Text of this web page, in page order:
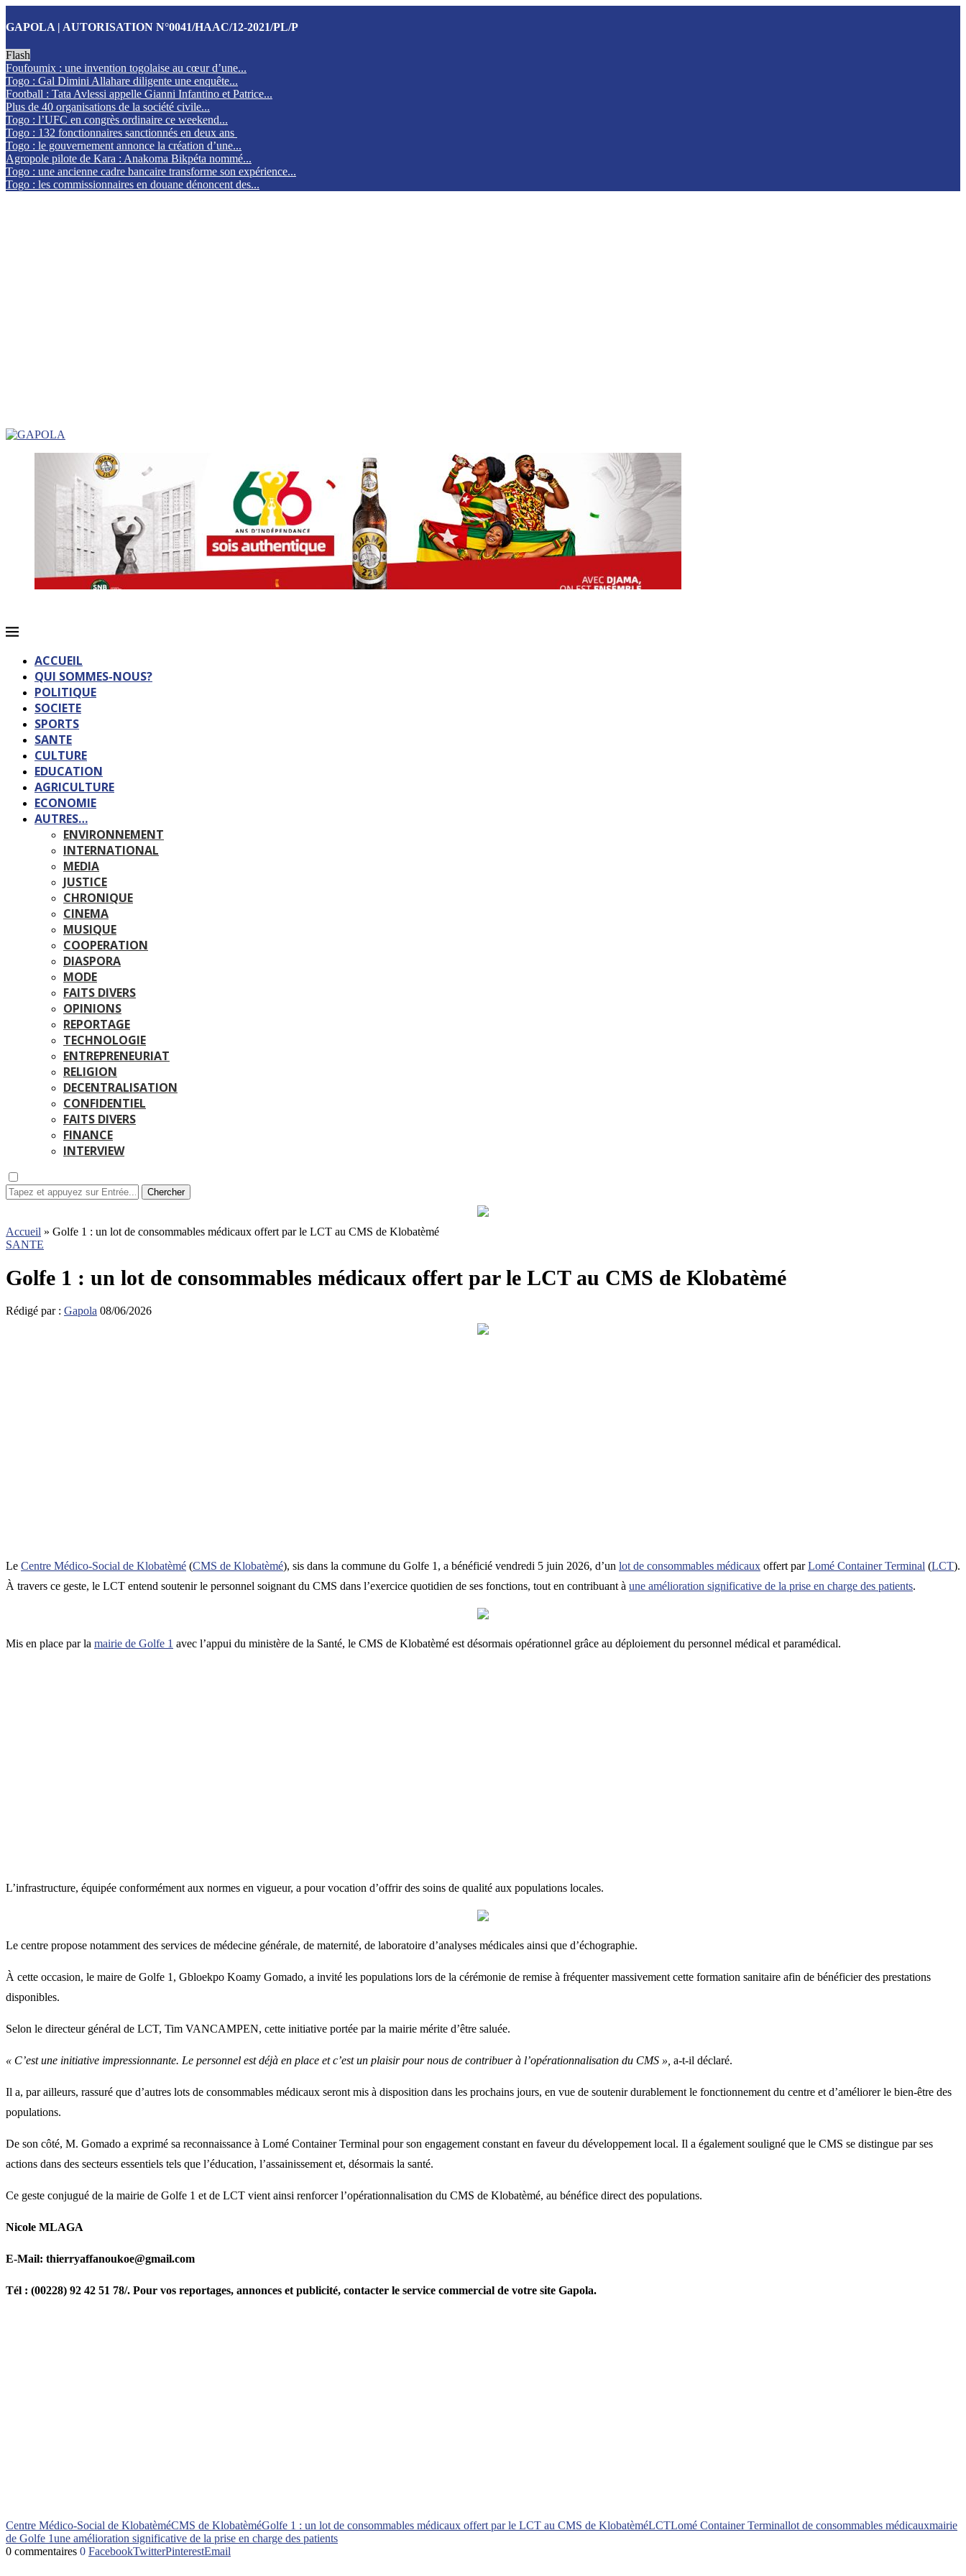
GAPOLA | AUTORISATION N°0041/HAAC/12-2021/PL/P
Flash
Foufoumix : une invention togolaise au cœur d’une...
Togo : Gal Dimini Allahare diligente une enquête...
Football : Tata Avlessi appelle Gianni Infantino et Patrice...
Plus de 40 organisations de la société civile...
Togo : l’UFC en congrès ordinaire ce weekend...
Togo : 132 fonctionnaires sanctionnés en deux ans
Togo : le gouvernement annonce la création d’une...
Agropole pilote de Kara : Anakoma Bikpéta nommé...
Togo : une ancienne cadre bancaire transforme son expérience...
Togo : les commissionnaires en douane dénoncent des...
ACCUEIL
QUI SOMMES-NOUS?
POLITIQUE
SOCIETE
SPORTS
SANTE
CULTURE
EDUCATION
AGRICULTURE
ECONOMIE
AUTRES…
ENVIRONNEMENT
INTERNATIONAL
MEDIA
JUSTICE
CHRONIQUE
CINEMA
MUSIQUE
COOPERATION
DIASPORA
MODE
FAITS DIVERS
OPINIONS
REPORTAGE
TECHNOLOGIE
ENTREPRENEURIAT
RELIGION
DECENTRALISATION
CONFIDENTIEL
FAITS DIVERS
FINANCE
INTERVIEW
Chercher
Accueil » Golfe 1 : un lot de consommables médicaux offert par le LCT au CMS de Klobatèmé
SANTE
Golfe 1 : un lot de consommables médicaux offert par le LCT au CMS de Klobatèmé
Rédigé par : Gapola 08/06/2026
Le Centre Médico-Social de Klobatèmé (CMS de Klobatèmé), sis dans la commune du Golfe 1, a bénéficié vendredi 5 juin 2026, d’un lot de consommables médicaux offert parLomé Container Terminal (LCT).
À travers ce geste, le LCT entend soutenir le personnel soignant du CMS dans l’exercice quotidien de ses fonctions, tout en contribuant à une amélioration significative de la prise en charge des patients.
Mis en place par la mairie de Golfe 1 avec l’appui du ministère de la Santé, le CMS de Klobatèmé est désormais opérationnel grâce au déploiement du personnel médical et paramédical.
L’infrastructure, équipée conformément aux normes en vigueur, a pour vocation d’offrir des soins de qualité aux populations locales.
Le centre propose notamment des services de médecine générale, de maternité, de laboratoire d’analyses médicales ainsi que d’échographie.
À cette occasion, le maire de Golfe 1, Gbloekpo Koamy Gomado, a invité les populations lors de la cérémonie de remise à fréquenter massivement cette formation sanitaire afin de bénéficier des prestations
disponibles.
Selon le directeur général de LCT, Tim VANCAMPEN, cette initiative portée par la mairie mérite d’être saluée.
« C’est une initiative impressionnante. Le personnel est déjà en place et c’est un plaisir pour nous de contribuer à l’opérationnalisation du CMS », a-t-il déclaré.
Il a, par ailleurs, rassuré que d’autres lots de consommables médicaux seront mis à disposition dans les prochains jours, en vue de soutenir durablement le fonctionnement du centre et d’améliorer le bien-être des
populations.
De son côté, M. Gomado a exprimé sa reconnaissance à Lomé Container Terminal pour son engagement constant en faveur du développement local. Il a également souligné que le CMS se distingue par ses
actions dans des secteurs essentiels tels que l’éducation, l’assainissement et, désormais la santé.
Ce geste conjugué de la mairie de Golfe 1 et de LCT vient ainsi renforcer l’opérationnalisation du CMS de Klobatèmé, au bénéfice direct des populations.
Nicole MLAGA
E-Mail: thierryaffanoukoe@gmail.com
Tél : (00228) 92 42 51 78/. Pour vos reportages, annonces et publicité, contacter le service commercial de votre site Gapola.
Centre Médico-Social de KlobatèméCMS de KlobatèméGolfe 1 : un lot de consommables médicaux offert par le LCT au CMS de KlobatèméLCTLomé Container Terminallot de consommables médicauxmairie
de Golfe 1une amélioration significative de la prise en charge des patients
0 commentaires 0 FacebookTwitterPinterestEmail